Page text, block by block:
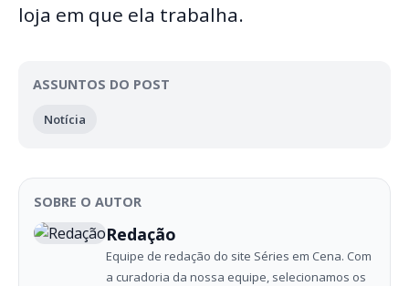
loja em que ela trabalha.
ASSUNTOS DO POST
Notícia
SOBRE O AUTOR
Redação
Equipe de redação do site Séries em Cena. Com
a curadoria da nossa equipe, selecionamos os